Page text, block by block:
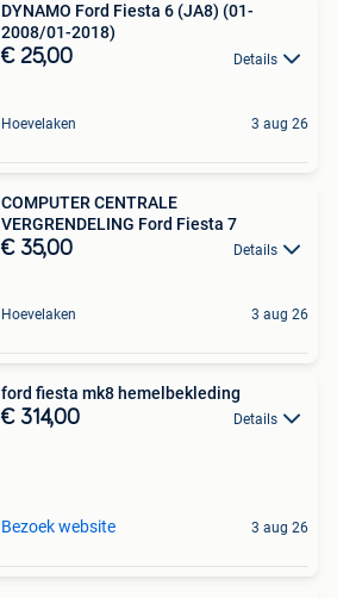
DYNAMO Ford Fiesta 6 (JA8) (01-
2008/01-2018)
€ 25,00 Details
Hoevelaken 3 aug 26
COMPUTER CENTRALE
VERGRENDELING Ford Fiesta 7
€ 35,00 Details
Hoevelaken 3 aug 26
ford fiesta mk8 hemelbekleding
€ 314,00 Details
Bezoek website 3 aug 26